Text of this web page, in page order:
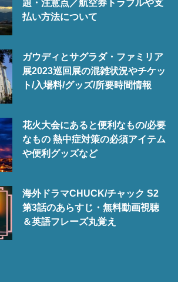
題・注意点／航空券トラブルや支
払い方法について
ガウディとサグラダ・ファミリア
展2023巡回展の混雑状況やチケッ
ト/入場料/グッズ/所要時間情報
花火大会にあると便利なもの/必要
なもの 熱中症対策の必須アイテム
や便利グッズなど
海外ドラマCHUCK/チャック S2
第3話のあらすじ・無料動画視聴
＆英語フレーズ丸覚え